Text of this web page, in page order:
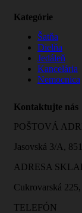
Kategórie
Šatňa
Dielňa
Jedáleň
Kancelária
Nemocnica
Kontaktujte nás
POŠTOVÁ
Jasovská 3/A,
ADRESA
Cukrovarská
TELEFÓN